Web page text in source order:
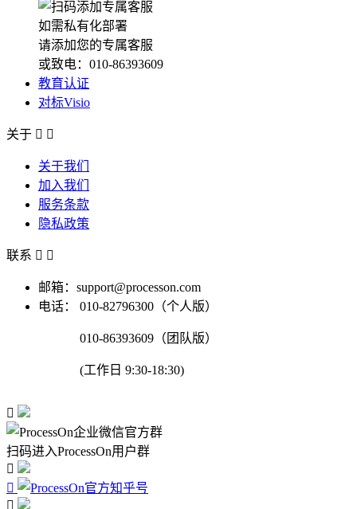
如需私有化部署
请添加您的专属客服
或致电：010-86393609
教育认证
对标Visio
关于  
关于我们
加入我们
服务条款
隐私政策
联系  
邮箱：support@processon.com
电话：
010-82796300（个人版）
010-86393609（团队版）
(工作日 9:30-18:30)

扫码进入ProcessOn用户群


